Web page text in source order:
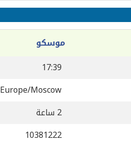
موسكو
17:39
Europe/Moscow
2 ساعة
10381222